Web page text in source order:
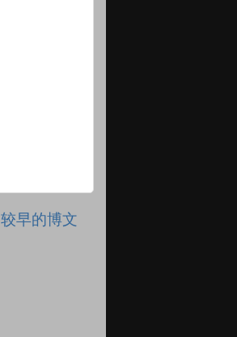
较早的博文